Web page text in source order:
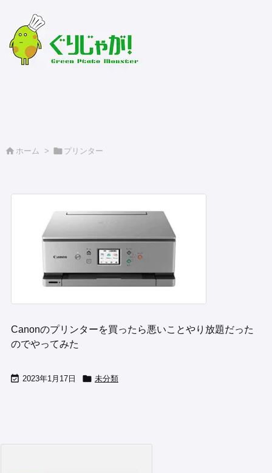
 ホーム >  プリンター
Canonのプリンターを買ったら悪いことやり放題だった
のでやってみた
 2023年1月17日  未分類